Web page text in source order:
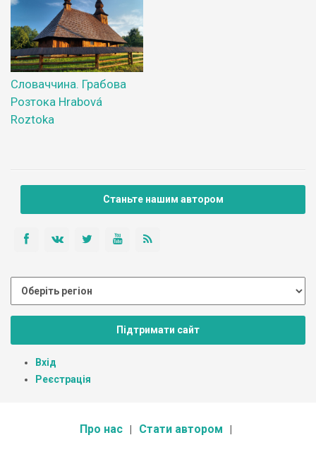
Словаччина. Грабова
Розтока Hrabová
Roztoka
Станьте нашим автором
Підтримати сайт
Вхід
Реєстрація
Про нас Стати автором